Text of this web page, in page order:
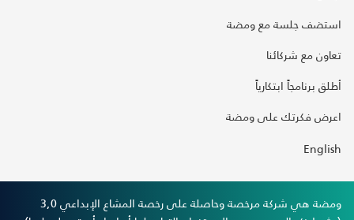
استضف جلسة مع ومضة
تعاون مع شركائنا
أطلق برنامجاً ابتكارياً
اعرض فكرتك على ومضة
English
ومضة هي شركة مرخصة وحاصلة على رخصة المشاع الإبداعي 3,0